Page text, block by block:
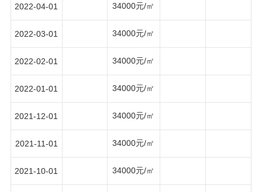
2022-04-01 34000元/㎡
2022-03-01 34000元/㎡
2022-02-01 34000元/㎡
2022-01-01 34000元/㎡
2021-12-01 34000元/㎡
2021-11-01 34000元/㎡
2021-10-01 34000元/㎡